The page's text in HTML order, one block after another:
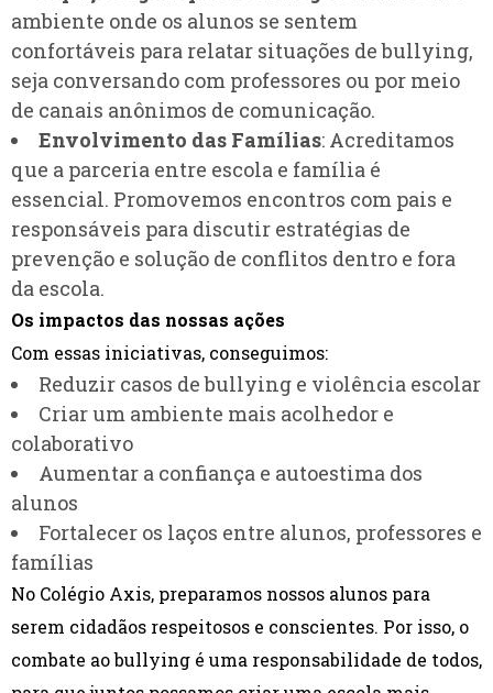
ambiente onde os alunos se sentem
confortáveis para relatar situações de bullying,
seja conversando com professores ou por meio
de canais anônimos de comunicação.
Envolvimento das Famílias: Acreditamos
que a parceria entre escola e família é
essencial. Promovemos encontros com pais e
responsáveis para discutir estratégias de
prevenção e solução de conflitos dentro e fora
da escola.
Os impactos das nossas ações
Com essas iniciativas, conseguimos:
Reduzir casos de bullying e violência escolar
Criar um ambiente mais acolhedor e
colaborativo
Aumentar a confiança e autoestima dos
alunos
Fortalecer os laços entre alunos, professores e
famílias
No Colégio Axis, preparamos nossos alunos para
serem cidadãos respeitosos e conscientes. Por isso, o
combate ao bullying é uma responsabilidade de todos,